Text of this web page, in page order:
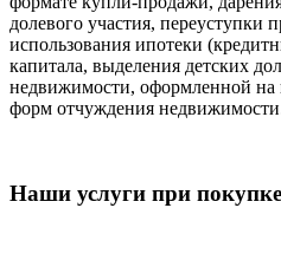
долевого участия, переуступки
использования ипотеки
капитала, выделения детских
недвижимости, оформленной
форм отчуждения
Наши услуги при